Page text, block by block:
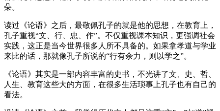
朵。
读过《论语》之后，最敬佩孔子的就是他的思想，在教育上，
孔子重视“文、行、忠、作”。不仅重视课本知识，更强调社会
实践，这正是当今世界很多人所不具备的。如果拿孝道与学业
来比的话，那就像孔子所说的“行有余力，则以学之”。
《论语》其实是一部内容丰富的史书，不光讲了文、史、哲、
人生、教育这些大的方面，在很多生活琐事上孔子也有自己的
看法。